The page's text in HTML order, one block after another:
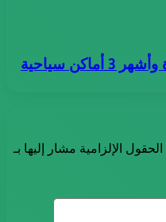
عروض رحلات سياحية في جدة وأشهر 3 أماكن سياحية
الحقول الإلزامية مشار إليها بـ